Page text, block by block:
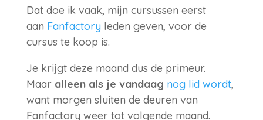
Dat doe ik vaak, mijn cursussen eerst
aan Fanfactoryleden geven, voor de
cursus te koop is.
Je krijgt deze maand dus de primeur.
Maar alleen als je vandaag nog lid wordt,
want morgen sluiten de deuren van
Fanfactory weer tot volgende maand.